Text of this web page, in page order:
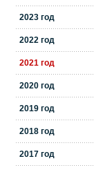
2023 год
2022 год
2021 год
2020 год
2019 год
2018 год
2017 год